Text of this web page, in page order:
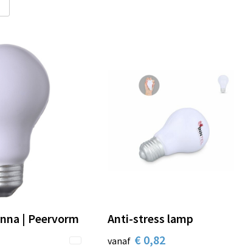
| Peervorm Anti-stress lamp
vanaf € 0,82